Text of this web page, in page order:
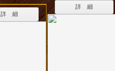
詳 細
詳 細